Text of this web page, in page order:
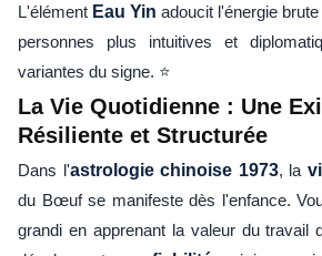
L'élément Eau Yin adoucit l'énergie
personnes plus intuitives et
variantes du signe. ⭐
La Vie Quotidienne : Une
Résiliente et Structurée
Dans l'astrologie chinoise 1973, la
du Bœuf se manifeste dès l'enfance.
grandi en apprenant la valeur du travail